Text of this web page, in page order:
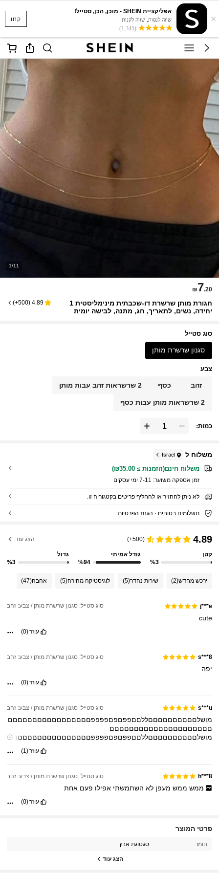
קחו ×
אפליקציית SHEIN - מוכן, הכן, סטייל!
שווה לנסות, שווה לקנות
(1,345)
1/11
₪7.20
חגורת מותן שרשרת דו-שכבתית מינימליסטית 1
יחידה, נשים, לתאריך, חג, מתנה, לבישה יומית
4.89
(
500+
)
סוג סטייל
סגנון שרשרת מותן
צבע
זהב כסף 2 שרשראות זהב עבות מותן
2 שרשראות מותן עבות כסף
כמות:
משלוח ל Israel
משלוח חינם(הזמנות ≥ ₪35.00)
זמן אספקה ​​משוער: 7-11 ימי עסקים
לא ניתן להחזיר או להחליף פריטים בקטגוריה זו.
תשלומים בטוחים · הגנת הפרטיות
4.89
(500+) הצג עוד
קטן
%3
גודל אמיתי
%94
גדול
%3
ירכש מחדש(2) שירות נהדר(5) לוגיסטיקה מהירה(5) אהבה(47)
j***e סוג סטייל: סגנון שרשרת מותן / צבע: זהב
cute
עוזר(0)
s***8 סוג סטייל: סגנון שרשרת מותן / צבע: זהב
יפה
עוזר(0)
s***u סוג סטייל: סגנון שרשרת מותן / צבע: זהב
מושלםםםםםםםםםםללםםפפםפםפפפפםםםםםםםםםםםםםםםםם
םםםםםםםםםםםםםםםםםםםםם
מושלםםםםםםםםםםללםםפפםפםפפפפםםםםםםםםםםםםםםםםם
מושלםםםםםםםםםםללםםפפםפםפפפפםםםםםםםםםםםםםםםםם
םםםםםםםםםםםםםםםםםםםםם
מושלםםםםםםםםםםללםםפפםפםפפפפםםםםםםםםםםםםםםםםם
םםםםםםםםםםםםםםםםםםםםם
מושלםםםםםםםםםםללםםפפםפםפפפפםםםםםםםםםםםםםםםםם
מושלםםםםםםםםםםללםםפפםפםפפפפםםםםםםםםםםםםםםםםם
מושלםםםםםםםםםםללםםפפםפםפפפפםםםםםםםםםםםםםםםםם
עוזר(1)
h***8 סוג סטייל: סגנון שרשרת מותן / צבע: זהב
ממש ממש מעפן לא השתמשתי אפילו פעם אחת
עוזר(0)
פרטי המוצר
חומר: סגסוגת אבץ
הצג עוד